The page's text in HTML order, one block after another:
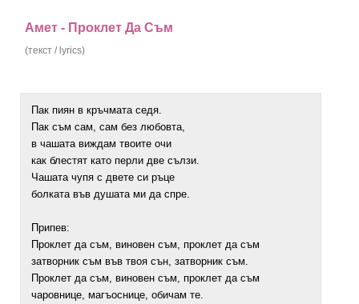
Амет - Проклет Да Съм
(текст / lyrics)
Пак пиян в кръчмата седя.
Пак съм сам, сам без любовта,
в чашата виждам твоите очи
как блестят като перли две сълзи.
Чашата чупя с двете си ръце
болката във душата ми да спре.
Припев:
Проклет да съм, виновен съм, проклет да съм
затворник съм във твоя сън, затворник съм.
Проклет да съм, виновен съм, проклет да съм
чаровнице, магъоснице, обичам те.